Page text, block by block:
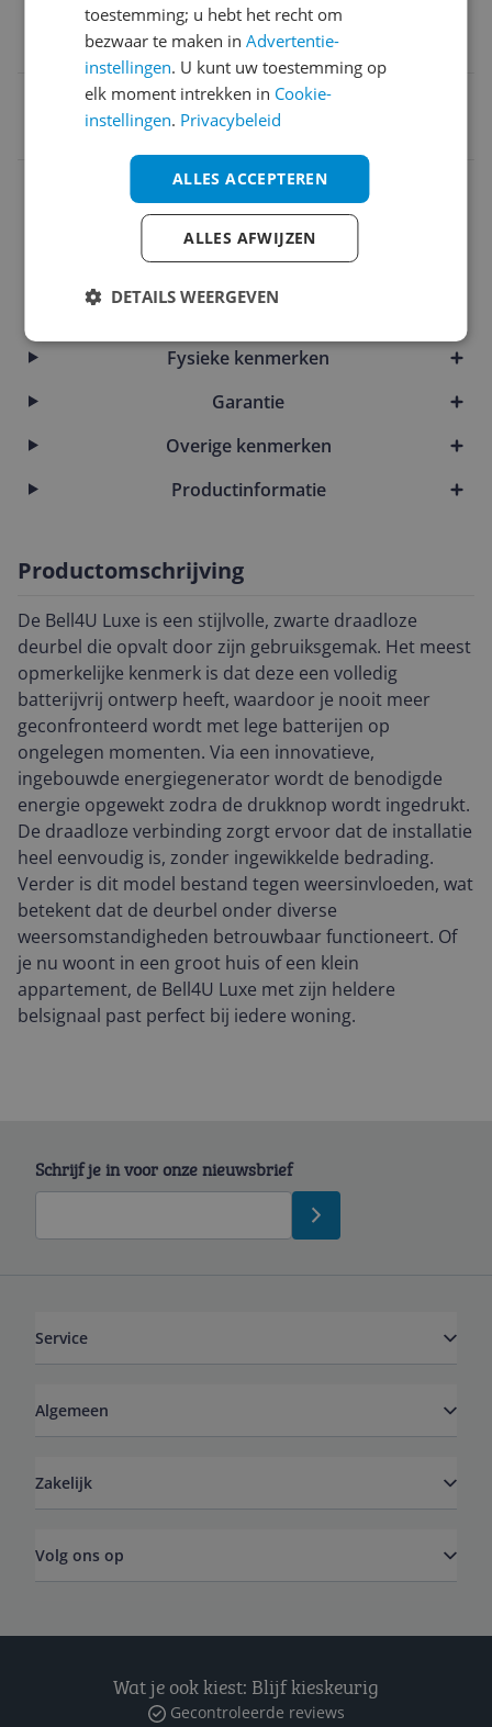
8719324075749
Afmetingen
Audio
Fysieke kenmerken
Garantie
Overige kenmerken
Productinformatie
Productomschrijving
De Bell4U Luxe is een stijlvolle, zwarte draadloze
deurbel die opvalt door zijn gebruiksgemak. Het meest
opmerkelijke kenmerk is dat deze een volledig
batterijvrij ontwerp heeft, waardoor je nooit meer
geconfronteerd wordt met lege batterijen op
ongelegen momenten. Via een innovatieve,
ingebouwde energiegenerator wordt de benodigde
energie opgewekt zodra de drukknop wordt ingedrukt.
De draadloze verbinding zorgt ervoor dat de installatie
heel eenvoudig is, zonder ingewikkelde bedrading.
Verder is dit model bestand tegen weersinvloeden, wat
betekent dat de deurbel onder diverse
weersomstandigheden betrouwbaar functioneert. Of
je nu woont in een groot huis of een klein
appartement, de Bell4U Luxe met zijn heldere
belsignaal past perfect bij iedere woning.
Schrijf je in voor onze nieuwsbrief
Service
Algemeen
Zakelijk
Volg ons op
Wat je ook kiest: Blijf kieskeurig
Gecontroleerde reviews
toestemming; u hebt het recht om
bezwaar te maken inAdvertentie-
instellingen. U kunt uw toestemming op
elk moment intrekken in Cookie-
instellingen. Privacybeleid
ALLES ACCEPTEREN
ALLES AFWIJZEN
DETAILS WEERGEVEN